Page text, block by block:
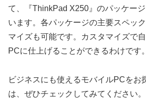
て、『ThinkPad X250』のパッケー
います。各パッケージの主要スペッ
マイズも可能です。カスタマイズで
PCに仕上げることができるわけです。
ビジネスにも使えるモバイルPCをお
は、ぜひチェックしてみてください。